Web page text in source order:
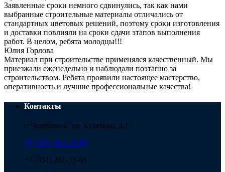
Заявленные сроки немного сдвинулись, так как нами
выбранные строительные материалы отличались от
стандартных цветовых решений, поэтому сроки изготовления
и доставки повлияли на сроки сдачи этапов выполнения
работ. В целом, ребята молодцы!!!
Юлия Горлова
Материал при строительстве применялся качественный. Мы
приезжали еженедельно и наблюдали поэтапно за
строительством. Ребята проявили настоящее мастерство,
оперативность и лучшие профессиональные качества!
Контакты
г. Челябинск, ул. Худякова, д.17
+7 (351) 261-33-66
+7 (351) 261-33-66